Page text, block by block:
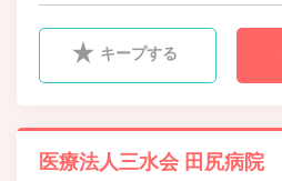
キープする
医療法人三水会 田尻病院